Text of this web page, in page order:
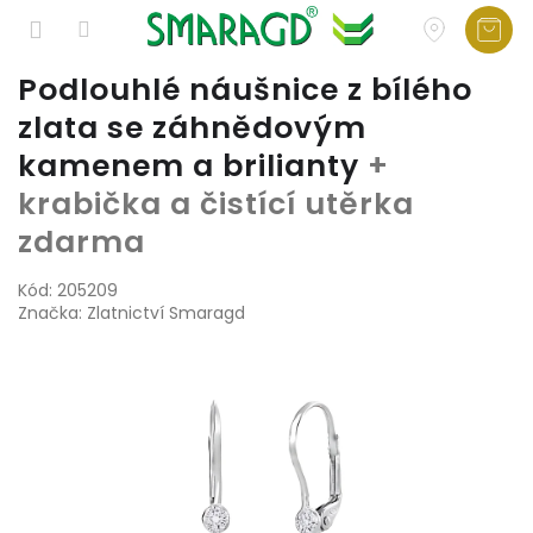
Přejít
obsah
Podlouhlé náušnice z bílého
zlata se záhnědovým
kamenem a brilianty +
krabička a čistící utěrka
zdarma
Kód: 205209
Značka: Zlatnictví Smaragd